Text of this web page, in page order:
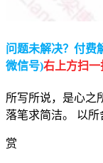
问题未解决？付费
微信号)右上方扫
所写所说，是心之
落笔求简洁。 以所
赏